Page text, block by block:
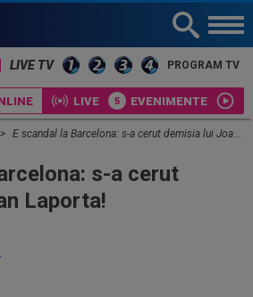
LIVE TV PROGRAM TV
LIVE EVENIMENTE
E scandal la Barcelona: s-a cerut demisia lui Joan Laporta!
s-a cerut
Laporta!